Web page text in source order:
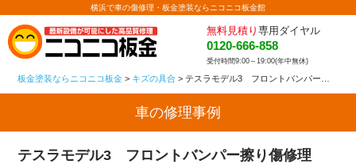
横浜で車の傷修理・板金塗装ならニコニコ板金館
無料見積り 専用ダイヤル
0120-666-858
受付時間9:00～19:00(年中無休)
板金塗装ならニコニコ板金 > キズの具合 >テスラモデル3 フロントバンパー擦り傷修理
車の修理事例
テスラモデル3 フロントバンパー擦り傷修理